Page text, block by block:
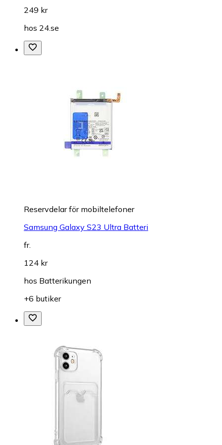
249 kr
hos 24.se
Reservdelar för mobiltelefoner
Samsung Galaxy S23 Ultra Batteri
fr.
124 kr
hos Batterikungen
+6 butiker